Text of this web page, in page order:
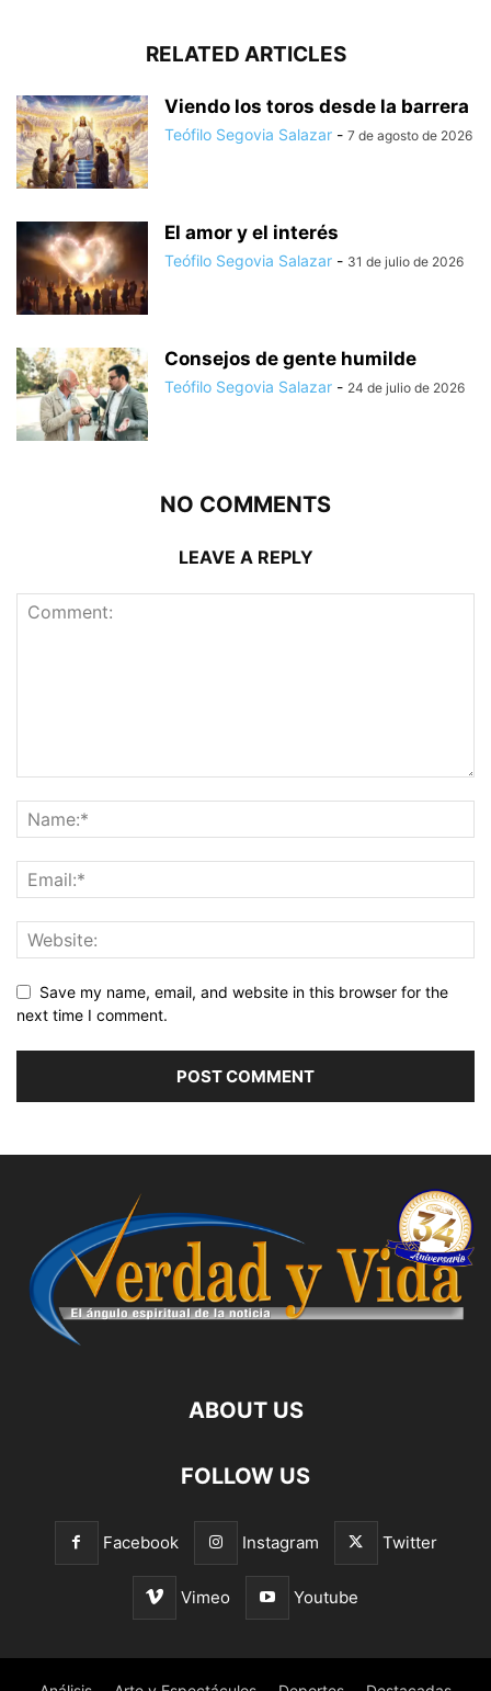
RELATED ARTICLES
Viendo los toros desde la barrera
Teófilo Segovia Salazar - 7 de agosto de 2026
El amor y el interés
Teófilo Segovia Salazar - 31 de julio de 2026
Consejos de gente humilde
Teófilo Segovia Salazar - 24 de julio de 2026
NO COMMENTS
LEAVE A REPLY
Save my name, email, and website in this browser for the
next time I comment.
ABOUT US
FOLLOW US
Facebook Instagram Twitter
Vimeo Youtube